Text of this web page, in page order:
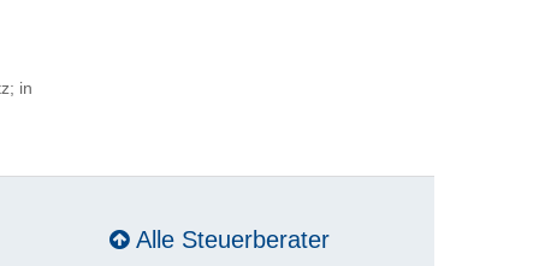
in
Alle Steuerberater